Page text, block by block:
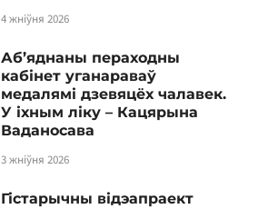
4 жніўня 2026
Аб’яднаны пераходны
кабінет уганараваў
медалямі дзевяцёх чалавек.
У іхным ліку – Кацярына
Ваданосава
3 жніўня 2026
Гістарычны відэапраект